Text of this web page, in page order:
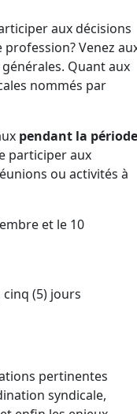
aux décisions
Venez
Quant aux
nommés par
pendant la période
participer aux
ou activités à
et le 10
(5) jours
pertinentes
syndicale,